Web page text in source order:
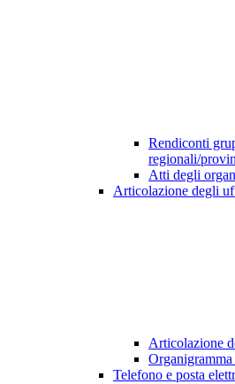
Rendiconti
regionali/
Atti degli
Articolazione degli
Articolazione
Organigramma
Telefono e posta